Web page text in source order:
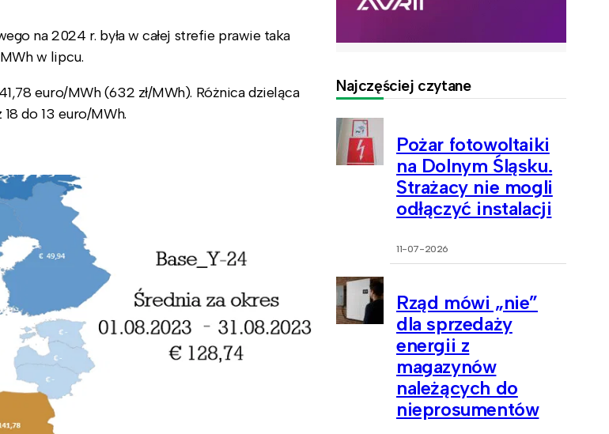
na 2024 r. była w całej strefie prawie taka
w lipcu.
euro/MWh (632 zł/MWh). Różnica dzieląca
do 13 euro/MWh.
Najczęściej czytane
Pożar fotowoltaiki
na Dolnym Śląsku.
Strażacy nie mogli
odłączyć instalacji
11-07-2026
Rząd mówi „nie”
dla sprzedaży
energii z
magazynów
należących do
nieprosumentów